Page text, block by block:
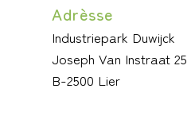
Adrèsse
Industriepark Duwijck
Joseph Van Instraat 25
B-2500 Lier